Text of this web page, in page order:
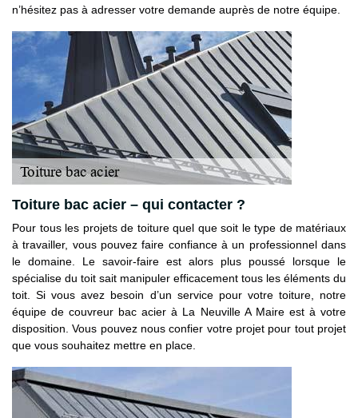
n’hésitez pas à adresser votre demande auprès de notre équipe.
Toiture bac acier – qui contacter ?
Pour tous les projets de toiture quel que soit le type de matériaux
à travailler, vous pouvez faire confiance à un professionnel dans
le domaine. Le savoir-faire est alors plus poussé lorsque le
spécialise du toit sait manipuler efficacement tous les éléments du
toit. Si vous avez besoin d’un service pour votre toiture, notre
équipe de couvreur bac acier à La Neuville A Maire est à votre
disposition. Vous pouvez nous confier votre projet pour tout projet
que vous souhaitez mettre en place.